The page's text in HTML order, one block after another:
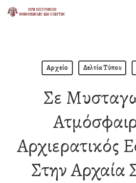
Skip
Αρχείο Δελτία Τύπου
Σε
Αρχιερατικός
Στην Αρχαία